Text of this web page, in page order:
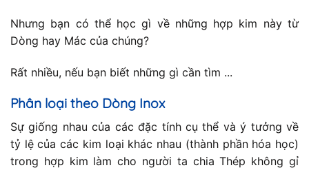
Nhưng bạn có thể học gì về những hợp kim này từ
Dòng hay Mác của chúng?
Rất nhiều, nếu bạn biết những gì cần tìm ...
Phân loại theo Dòng Inox
Sự giống nhau của các đặc tính cụ thể và ý tưởng về
tỷ lệ của các kim loại khác nhau (thành phần hóa học)
trong hợp kim làm cho người ta chia Thép không gỉ